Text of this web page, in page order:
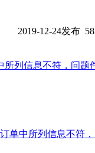
2019-12-24发布
列信息不符，问题
单中所列信息不符